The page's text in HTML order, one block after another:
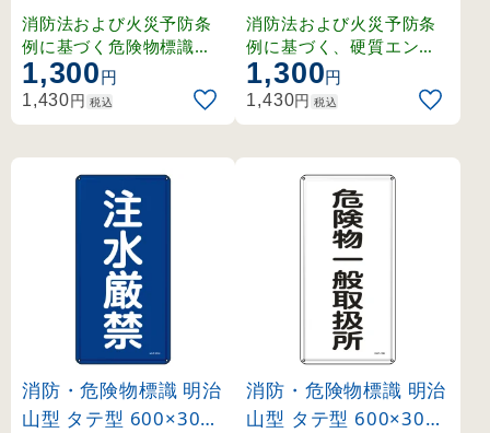
m 貯蔵所・取扱所・類
別・品名 品名・最大数
量・責任者 (54042)
消防法および火災予防条
例に基づく危険物標識。
用途に合わせた豊富な表
記ラインナップ。
1,300円
1,430円 税込
ヨコ型 火気注意 (5400
2)
消防法および火災予防条
例に基づく、硬質エンビ
製の危険物標識。摩擦や
風雨に強いラミネート加
工済み。
1,300円
1,430円 税込
消防・危険物標識 明治
山型 タテ型 600×300
消防・危険物標識 明治
山型 タテ型 600×300